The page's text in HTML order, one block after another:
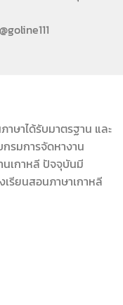
าษาได้รับมาตรฐาน และ
รมการจัดหางาน
นเกาหลี ปัจจุบันมี
เรียนสอนภาษาเกาหลี